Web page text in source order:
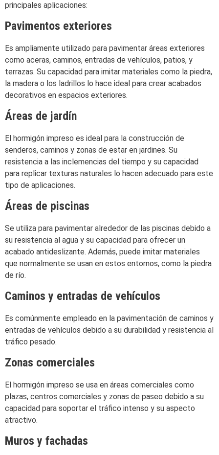
principales aplicaciones:
Pavimentos exteriores
Es ampliamente utilizado para pavimentar áreas exteriores
como aceras, caminos, entradas de vehículos, patios, y
terrazas. Su capacidad para imitar materiales como la piedra,
la madera o los ladrillos lo hace ideal para crear acabados
decorativos en espacios exteriores.
Áreas de jardín
El hormigón impreso es ideal para la construcción de
senderos, caminos y zonas de estar en jardines. Su
resistencia a las inclemencias del tiempo y su capacidad
para replicar texturas naturales lo hacen adecuado para este
tipo de aplicaciones.
Áreas de piscinas
Se utiliza para pavimentar alrededor de las piscinas debido a
su resistencia al agua y su capacidad para ofrecer un
acabado antideslizante. Además, puede imitar materiales
que normalmente se usan en estos entornos, como la piedra
de río.
Caminos y entradas de vehículos
Es comúnmente empleado en la pavimentación de caminos y
entradas de vehículos debido a su durabilidad y resistencia al
tráfico pesado.
Zonas comerciales
El hormigón impreso se usa en áreas comerciales como
plazas, centros comerciales y zonas de paseo debido a su
capacidad para soportar el tráfico intenso y su aspecto
atractivo.
Muros y fachadas